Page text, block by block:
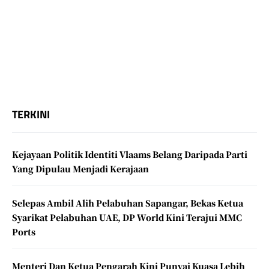
TERKINI
Kejayaan Politik Identiti Vlaams Belang Daripada Parti
Yang Dipulau Menjadi Kerajaan
Selepas Ambil Alih Pelabuhan Sapangar, Bekas Ketua
Syarikat Pelabuhan UAE, DP World Kini Terajui MMC
Ports
Menteri Dan Ketua Pengarah Kini Punyai Kuasa Lebih